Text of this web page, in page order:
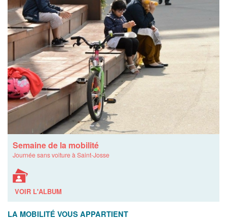
Semaine de la mobilité
Journée sans voiture à Saint-Josse
VOIR L'ALBUM
LA MOBILITÉ VOUS APPARTIENT